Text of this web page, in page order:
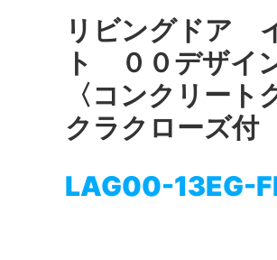
リビングドア
ト ００デザイ
〈コンクリー
クラクローズ付
LAG00-13EG-